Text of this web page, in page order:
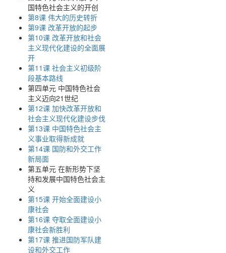
国特色社会主义的开创
第8课 伟大的历史转折
第9课 改革开放的起步
第10课 改革开放和社会
主义现代化建设的全面展
开
第11课 社会主义初级阶
段基本路线
第四单元 中国特色社会
主义迈向21世纪
第12课 加快改革开放和
社会主义现代化建设步伐
第13课 中国特色社会主
义事业取得新成就
第14课 国防和外交工作
新局面
第五单元 在新形势下坚
持和发展中国特色社会主
义
第15课 开始全面建设小
康社会
第16课 夺取全面建设小
康社会新胜利
第17课 推进国防军队建
设和外交工作